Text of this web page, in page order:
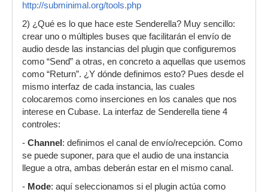
http://subminimal.org/tools.php
2) ¿Qué es lo que hace este Senderella? Muy sencillo:
crear uno o múltiples buses que facilitarán el envío de
audio desde las instancias del plugin que configuremos
como “Send” a otras, en concreto a aquellas que usemos
como “Return”. ¿Y dónde definimos esto? Pues desde el
mismo interfaz de cada instancia, las cuales
colocaremos como inserciones en los canales que nos
interese en Cubase. La interfaz de Senderella tiene 4
controles:
- Channel : definimos el canal de envío/recepción. Como
se puede suponer, para que el audio de una instancia
llegue a otra, ambas deberán estar en el mismo canal.
- Mode: aquí seleccionamos si el plugin actúa como